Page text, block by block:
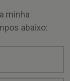
minha
abaixo: